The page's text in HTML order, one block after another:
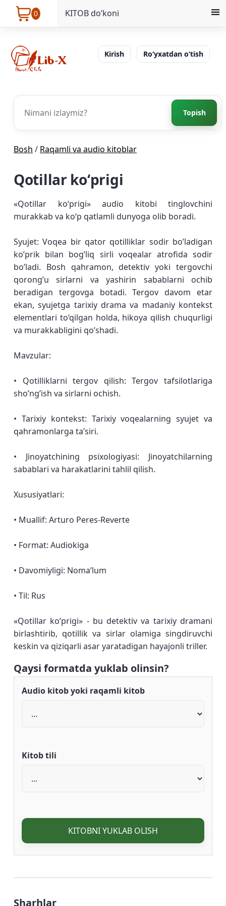
0 KITOB do’koni
Kirish Ro‘yxatdan o‘tish
Topish
Bosh / Raqamli va audio kitoblar
Qotillar koʻprigi
«Qotillar koʻprigi» audio kitobi tinglovchini
murakkab va koʻp qatlamli dunyoga olib boradi.
Syujet: Voqea bir qator qotilliklar sodir bo’ladigan
ko’prik bilan bog’liq sirli voqealar atrofida sodir
bo’ladi. Bosh qahramon, detektiv yoki tergovchi
qorong’u sirlarni va yashirin sabablarni ochib
beradigan tergovga botadi. Tergov davom etar
ekan, syujetga tarixiy drama va madaniy kontekst
elementlari to’qilgan holda, hikoya qilish chuqurligi
va murakkabligini qo’shadi.
Mavzular:
• Qotilliklarni tergov qilish: Tergov tafsilotlariga
sho’ng’ish va sirlarni ochish.
• Tarixiy kontekst: Tarixiy voqealarning syujet va
qahramonlarga taʼsiri.
• Jinoyatchining psixologiyasi: Jinoyatchilarning
sabablari va harakatlarini tahlil qilish.
Xususiyatlari:
• Muallif: Arturo Peres-Reverte
• Format: Audiokiga
• Davomiyligi: Noma’lum
• Til: Rus
«Qotillar ko’prigi» - bu detektiv va tarixiy dramani
birlashtirib, qotillik va sirlar olamiga singdiruvchi
keskin va qiziqarli asar yaratadigan hayajonli triller.
Qaysi formatda yuklab olinsin?
Audio kitob yoki raqamli kitob
Kitob tili
KITOBNI YUKLAB OLISH
Sharhlar